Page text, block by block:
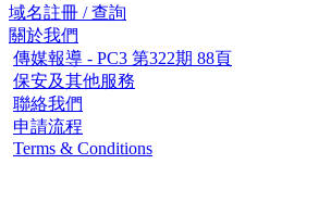
域名註冊 / 查詢
關於我們
傳媒報導 - PC3 第322期 88頁
保安及其他服務
聯絡我們
申請流程
Terms & Conditions